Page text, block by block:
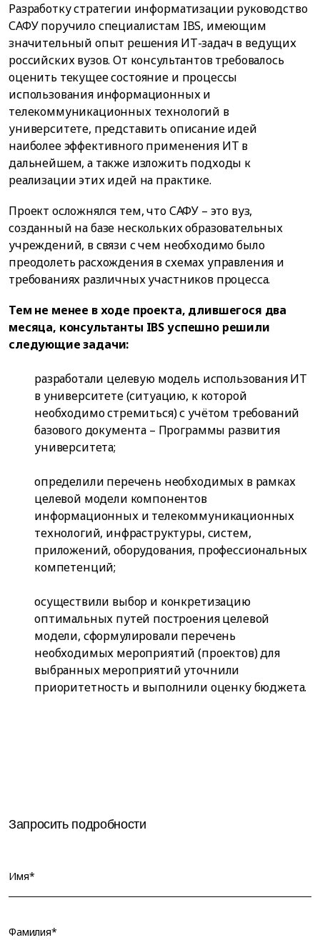
Разработку стратегии информатизации руководство
САФУ поручило специалистам IBS, имеющим
значительный опыт решения ИТ-задач в ведущих
российских вузов. От консультантов требовалось
оценить текущее состояние и процессы
использования информационных и
телекоммуникационных технологий в
университете, представить описание идей
наиболее эффективного применения ИТ в
дальнейшем, а также изложить подходы к
реализации этих идей на практике.
Проект осложнялся тем, что САФУ – это вуз,
созданный на базе нескольких образовательных
учреждений, в связи с чем необходимо было
преодолеть расхождения в схемах управления и
требованиях различных участников процесса.
Тем не менее в ходе проекта, длившегося два
месяца, консультанты IBS успешно решили
следующие задачи:
разработали целевую модель использования ИТ
в университете (ситуацию, к которой
необходимо стремиться) с учётом требований
базового документа – Программы развития
университета;
определили перечень необходимых в рамках
целевой модели компонентов
информационных и телекоммуникационных
технологий, инфраструктуры, систем,
приложений, оборудования, профессиональных
компетенций;
осуществили выбор и конкретизацию
оптимальных путей построения целевой
модели, сформулировали перечень
необходимых мероприятий (проектов) для
выбранных мероприятий уточнили
приоритетность и выполнили оценку бюджета.
Запросить подробности
Имя*
Фамилия*